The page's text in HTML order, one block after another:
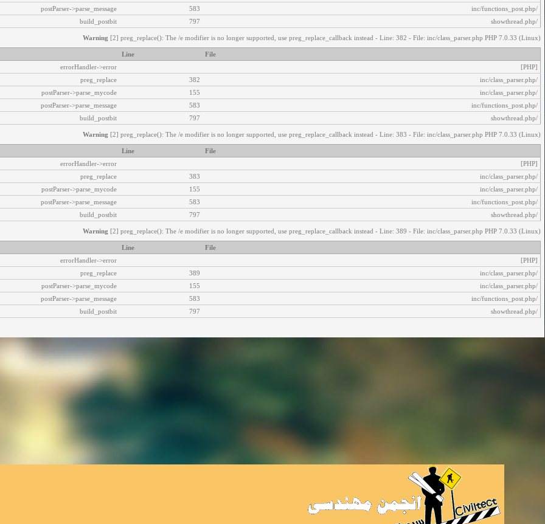
/inc/functions_post.php
583
postParser->parse_message
/showthread.php
797
build_postbit
Warning [2] preg_replace(): The /e modifier is no longer supported, use preg_replace_callback instead - Line: 382 - File: inc/class_parser.php PHP 7.0.33 (Linux)
File
Line
[PHP]
errorHandler->error
/inc/class_parser.php
382
preg_replace
/inc/class_parser.php
155
postParser->parse_mycode
/inc/functions_post.php
583
postParser->parse_message
/showthread.php
797
build_postbit
Warning [2] preg_replace(): The /e modifier is no longer supported, use preg_replace_callback instead - Line: 383 - File: inc/class_parser.php PHP 7.0.33 (Linux)
File
Line
[PHP]
errorHandler->error
/inc/class_parser.php
383
preg_replace
/inc/class_parser.php
155
postParser->parse_mycode
/inc/functions_post.php
583
postParser->parse_message
/showthread.php
797
build_postbit
Warning [2] preg_replace(): The /e modifier is no longer supported, use preg_replace_callback instead - Line: 389 - File: inc/class_parser.php PHP 7.0.33 (Linux)
File
Line
[PHP]
errorHandler->error
/inc/class_parser.php
389
preg_replace
/inc/class_parser.php
155
postParser->parse_mycode
/inc/functions_post.php
583
postParser->parse_message
/showthread.php
797
build_postbit